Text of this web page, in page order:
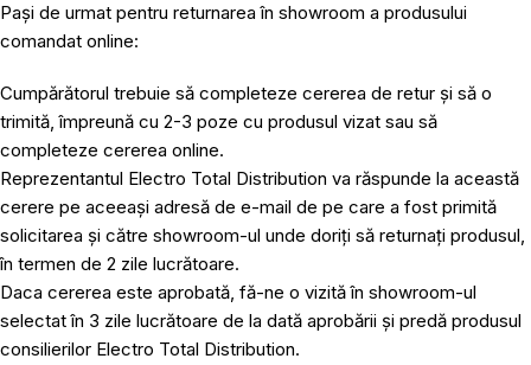
Pași de urmat pentru returnarea în showroom a produsului
comandat online:
Cumpărătorul trebuie să completeze cererea de retur și să o
trimită, împreună cu 2-3 poze cu produsul vizat sau să
completeze cererea online.
Reprezentantul Electro Total Distribution va răspunde la această
cerere pe aceeași adresă de e-mail de pe care a fost primită
solicitarea și către showroom-ul unde doriți să returnați produsul,
în termen de 2 zile lucrătoare.
Daca cererea este aprobată, fă-ne o vizită în showroom-ul
selectat în 3 zile lucrătoare de la dată aprobării și predă produsul
consilierilor Electro Total Distribution.